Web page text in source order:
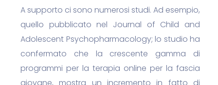
A supporto ci sono numerosi studi. Ad esempio,
quello pubblicato nel Journal of Child and
Adolescent Psychopharmacology; lo studio ha
confermato che la crescente gamma di
programmi per la terapia online per la fascia
giovane, mostra un incremento in fatto di